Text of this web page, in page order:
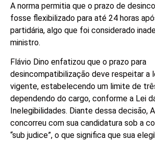
A norma permitia que o prazo de
fosse flexibilizado para até 24 horas
partidária, algo que foi considerado
ministro.
Flávio Dino enfatizou que o prazo para
desincompatibilização deve respeitar a
vigente, estabelecendo um limite de
dependendo do cargo, conforme a Lei
Inelegibilidades. Diante dessa decisão,
concorreu com sua candidatura sob a
“sub judice”, o que significa que sua